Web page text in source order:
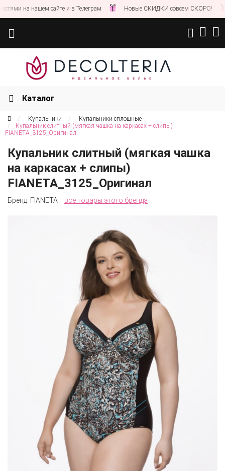
на нашем сайте и в Телеграм Новые СКИДКИ совсем СКОРО!
Каталог
Купальники
Купальники сплошные
Купальник слитный (мягкая чашка на каркасах + слипы)
FIANETA_3125_Оригинал
Купальник слитный (мягкая чашка
на каркасах + слипы)
FIANETA_3125_Оригинал
Бренд: FIANETA все товары этого бренда